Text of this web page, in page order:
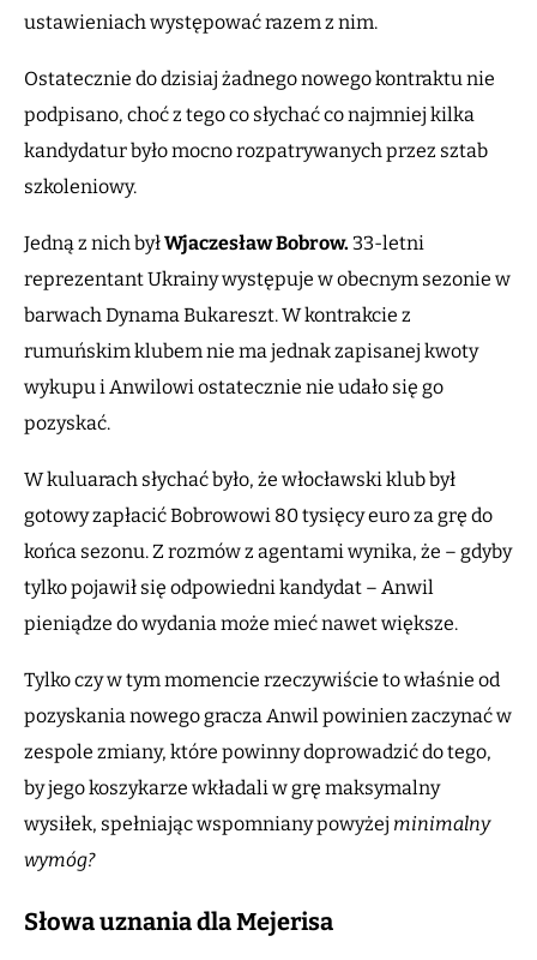
ustawieniach występować razem z nim.
Ostatecznie do dzisiaj żadnego nowego kontraktu nie
podpisano, choć z tego co słychać co najmniej kilka
kandydatur było mocno rozpatrywanych przez sztab
szkoleniowy.
Jedną z nich byłWjaczesław Bobrow. 33-letni
reprezentant Ukrainy występuje w obecnym sezonie w
barwach Dynama Bukareszt. W kontrakcie z
rumuńskim klubem nie ma jednak zapisanej kwoty
wykupu i Anwilowi ostatecznie nie udało się go
pozyskać.
W kuluarach słychać było, że włocławski klub był
gotowy zapłacić Bobrowowi 80 tysięcy euro za grę do
końca sezonu. Z rozmów z agentami wynika, że – gdyby
tylko pojawił się odpowiedni kandydat – Anwil
pieniądze do wydania może mieć nawet większe.
Tylko czy w tym momencie rzeczywiście to właśnie od
pozyskania nowego gracza Anwil powinien zaczynać w
zespole zmiany, które powinny doprowadzić do tego,
by jego koszykarze wkładali w grę maksymalny
wysiłek, spełniając wspomniany powyżej minimalny
wymóg?
Słowa uznania dla Mejerisa